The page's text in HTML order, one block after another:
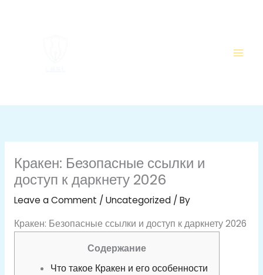
Кракен: Безопасные ссылки и
доступ к даркнету 2026
Leave a Comment / Uncategorized/ By
Кракен: Безопасные ссылки и доступ к даркнету 2026
Содержание
Что такое Кракен и его особенности